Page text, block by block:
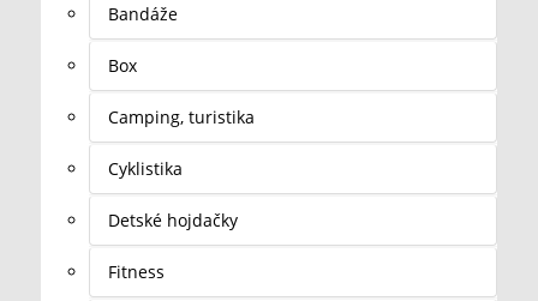
Bandáže
Box
Camping, turistika
Cyklistika
Detské hojdačky
Fitness